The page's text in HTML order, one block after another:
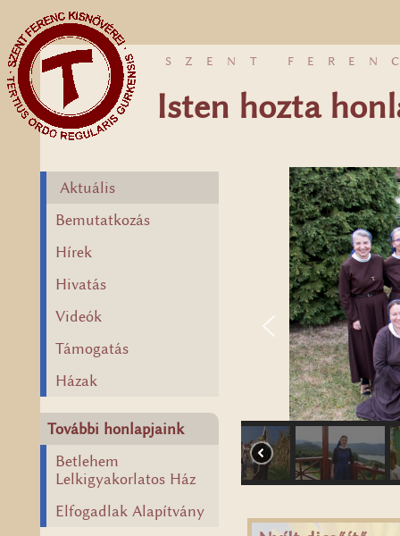
SZENT
Isten hozta
Aktuális
Bemutatkozás
Hírek
Hivatás
Videók
Támogatás
Házak
További honlapjaink
Betlehem
Lelkigyakorlatos Ház
Elfogadlak Alapítvány